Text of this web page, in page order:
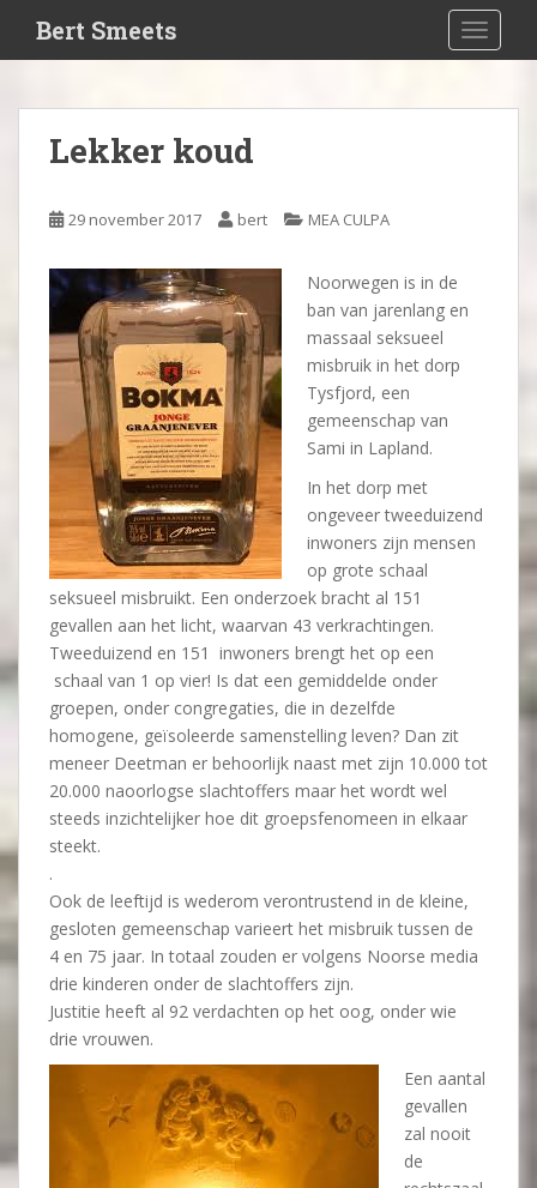
i
Bert Smeets
Lekker koud
29 november 2017 bert MEA CULPA
Noorwegen is in de
ban van jarenlang en
massaal seksueel
misbruik in het dorp
Tysfjord, een
gemeenschap van
Sami in Lapland.
In het dorp met
ongeveer tweeduizend
inwoners zijn mensen
op grote schaal
seksueel misbruikt. Een onderzoek bracht al 151
gevallen aan het licht, waarvan 43 verkrachtingen.
Tweeduizend en 151 inwoners brengt het op een
schaal van 1 op vier! Is dat een gemiddelde onder
groepen, onder congregaties, die in dezelfde
homogene, geïsoleerde samenstelling leven? Dan zit
meneer Deetman er behoorlijk naast met zijn 10.000 tot
20.000 naoorlogse slachtoffers maar het wordt wel
steeds inzichtelijker hoe dit groepsfenomeen in elkaar
steekt.
.
Ook de leeftijd is wederom verontrustend in de kleine,
gesloten gemeenschap varieert het misbruik tussen de
4 en 75 jaar. In totaal zouden er volgens Noorse media
drie kinderen onder de slachtoffers zijn.
Justitie heeft al 92 verdachten op het oog, onder wie
drie vrouwen.
Een aantal
gevallen
zal nooit
de